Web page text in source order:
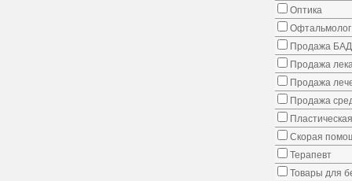
Оптика
Офтальмолог
Продажа
Продажа
Продажа
Продажа
Скорая
Терапевт
Товары для